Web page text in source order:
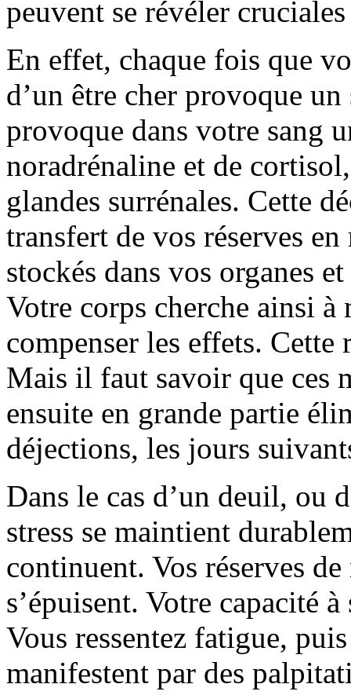
peuvent se révéler
En effet, chaque fois que
d’un être cher provoque
provoque dans votre sang
noradrénaline et de
glandes surrénales. Cette
transfert de vos réserves
stockés dans vos organes
Votre corps cherche ainsi à
compenser les effets.
Mais il faut savoir que ces
ensuite en grande partie
déjections, les jours
Dans le cas d’un deuil, ou
stress se maintient
continuent. Vos réserves
s’épuisent. Votre capacité
Vous ressentez fatigue,
manifestent par des